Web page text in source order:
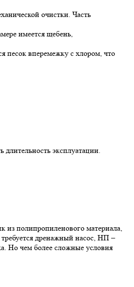
очистки. Часть
имеется щебень,
песок вперемежку с хлором, что
эксплуатации.
из полипропиленового материала,
дренажный насос, НП –
Но чем более сложные условия